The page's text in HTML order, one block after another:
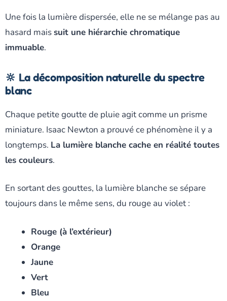
Une fois la lumière dispersée, elle ne se mélange pas au
hasard maissuit une hiérarchie chromatique
immuable.
🔆 La décomposition naturelle du spectre
blanc
Chaque petite goutte de pluie agit comme un prisme
miniature. Isaac Newton a prouvé ce phénomène il y a
longtemps. La lumière blanche cache en réalité toutes
les couleurs.
En sortant des gouttes, la lumière blanche se sépare
toujours dans le même sens, du rouge au violet :
Rouge (à l’extérieur)
Orange
Jaune
Vert
Bleu